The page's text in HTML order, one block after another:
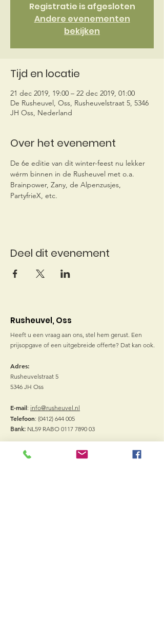
Registratie is afgesloten
Andere evenementen
bekijken
Tijd en locatie
21 dec 2019, 19:00 – 22 dec 2019, 01:00
De Rusheuvel, Oss, Rusheuvelstraat 5, 5346
JH Oss, Nederland
Over het evenement
De 6e editie van dit winter-feest nu lekker
wérm binnen in de Rusheuvel met o.a.
Brainpower, Zany, de Alpenzusjes,
PartyfrieX, etc.
Deel dit evenement
Rusheuvel, Oss
Heeft u een vraag aan ons, stel hem gerust. Een
prijsopgave of een uitgebreide offerte? Dat kan ook.
Adres:
Rusheuvelstraat 5
5346 JH Oss
E-mail: info@rusheuvel.nl
Telefoon: (0412) 644 005
Bank: NL59 RABO 0117 7890 03
Vacatures